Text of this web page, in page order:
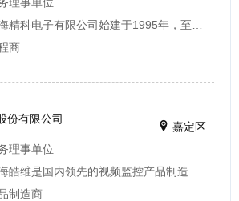
辉煌的发展历程。公司现为有限责任公司，国内合资。公司现有注册资本为1100万元人民币。 （二）资质及荣誉 上海市建委颁发的“建筑智能化工程专业承包贰级”资质证书； 上海市通信管理...
商
份有限公司
嘉定区
理事单位
司自1999年成立之初即始终致力于安全防范产品研发、生产和为用户提供优质的服务。遵循“专精特新”的宗旨，公司立足于用户需求与行业未来发展趋势，整合开发人员20年的安防从业经验，...
制造商